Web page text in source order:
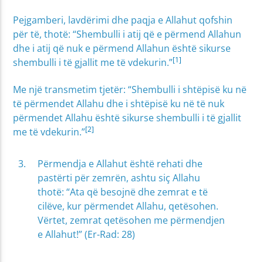
Pejgamberi, lavdërimi dhe paqja e Allahut qofshin
për të, thotë: “Shembulli i atij që e përmend Allahun
dhe i atij që nuk e përmend Allahun është sikurse
shembulli i të gjallit me të vdekurin.”[1]
Me një transmetim tjetër: “Shembulli i shtëpisë ku në
të përmendet Allahu dhe i shtëpisë ku në të nuk
përmendet Allahu është sikurse shembulli i të gjallit
me të vdekurin.”[2]
Përmendja e Allahut është rehati dhe
pastërti për zemrën, ashtu siç Allahu
thotë: “Ata që besojnë dhe zemrat e të
cilëve, kur përmendet Allahu, qetësohen.
Vërtet, zemrat qetësohen me përmendjen
e Allahut!” (Er-Rad: 28)